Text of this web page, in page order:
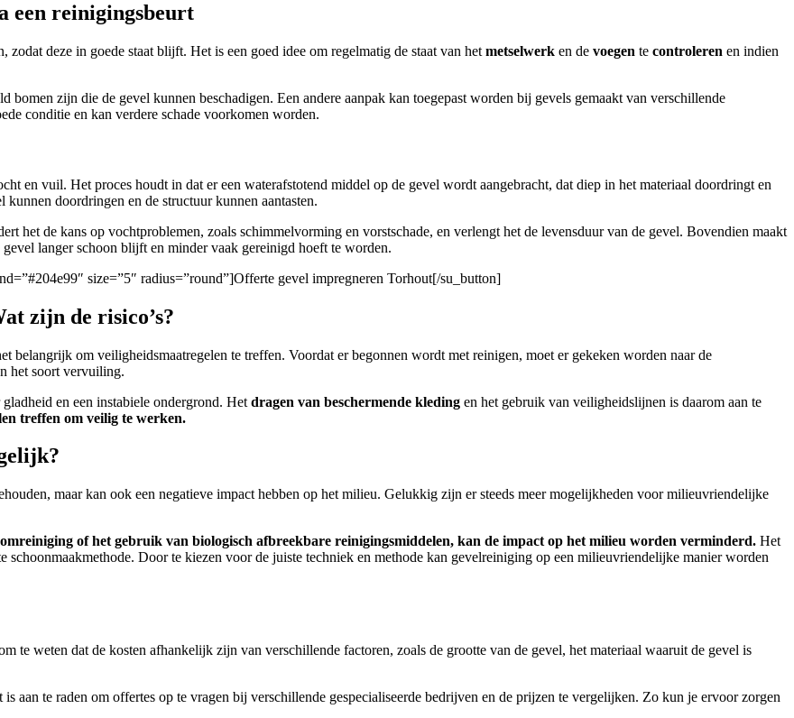
een reinigingsbeurt
deze in goede staat blijft. Het is een goed idee om regelmatig de staat van het metselwerk en de voegen te controleren en indien
zijn die de gevel kunnen beschadigen. Een andere aanpak kan toegepast worden bij gevels gemaakt van verschillende
conditie en kan verdere schade voorkomen worden.
en vuil. Het proces houdt in dat er een waterafstotend middel op de gevel wordt aangebracht, dat diep in het materiaal doordringt en
doordringen en de structuur kunnen aantasten.
het de kans op vochtproblemen, zoals schimmelvorming en vorstschade, en verlengt het de levensduur van de gevel. Bovendien maakt
langer schoon blijft en minder vaak gereinigd hoeft te worden.
size=”5″ radius=”round”]Offerte gevel impregneren Torhout[/su_button]
zijn de risico’s?
belangrijk om veiligheidsmaatregelen te treffen. Voordat er begonnen wordt met reinigen, moet er gekeken worden naar de
het soort vervuiling.
en een instabiele ondergrond. Het dragen van beschermende kleding en het gebruik van veiligheidslijnen is daarom aan te
treffen om veilig te werken.
maar kan ook een negatieve impact hebben op het milieu. Gelukkig zijn er steeds meer mogelijkheden voor milieuvriendelijke
of het gebruik van biologisch afbreekbare reinigingsmiddelen, kan de impact op het milieu worden verminderd. Het
schoonmaakmethode. Door te kiezen voor de juiste techniek en methode kan gevelreiniging op een milieuvriendelijke manier worden
te weten dat de kosten afhankelijk zijn van verschillende factoren, zoals de grootte van de gevel, het materiaal waaruit de gevel is
is aan te raden om offertes op te vragen bij verschillende gespecialiseerde bedrijven en de prijzen te vergelijken. Zo kun je ervoor zorgen